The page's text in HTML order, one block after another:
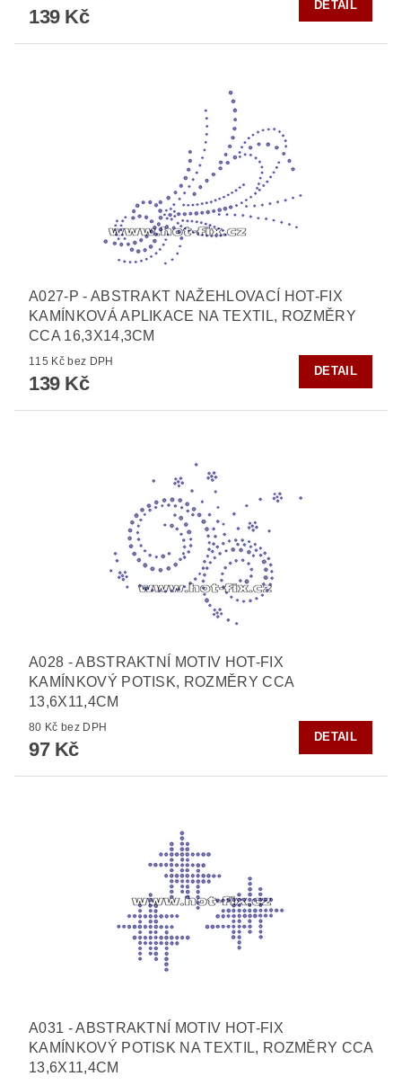
139 Kč
DETAIL
A027-P - ABSTRAKT NAŽEHLOVACÍ HOT-FIX
KAMÍNKOVÁ APLIKACE NA TEXTIL, ROZMĚRY
CCA 16,3X14,3CM
115 Kč bez DPH
139 Kč
DETAIL
A028 - ABSTRAKTNÍ MOTIV HOT-FIX
KAMÍNKOVÝ POTISK, ROZMĚRY CCA
13,6X11,4CM
80 Kč bez DPH
97 Kč
DETAIL
A031 - ABSTRAKTNÍ MOTIV HOT-FIX
KAMÍNKOVÝ POTISK NA TEXTIL, ROZMĚRY CCA
13,6X11,4CM